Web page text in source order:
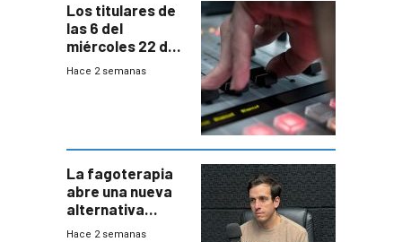
Los titulares de
las 6 del
miércoles 22 de
julio de 2026
Hace 2 semanas
La fagoterapia
abre una nueva
alternativa
contra bacterias
Hace 2 semanas